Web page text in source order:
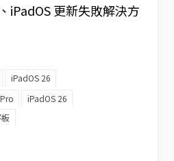
iPadOS 更新失敗解決方
iPadOS 26
iPadOS 26